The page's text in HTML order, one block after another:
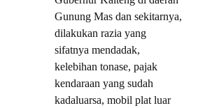
Gunung Mas dan sekitarnya,
dilakukan razia yang
sifatnya mendadak,
kelebihan tonase, pajak
kendaraan yang sudah
kadaluarsa, mobil plat luar